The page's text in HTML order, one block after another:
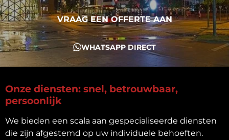
VRAAG EEN OFFERTE AAN
WHATSAPP DIRECT
Onze diensten: snel, betrouwbaar,
persoonlijk
We bieden een scala aan gespecialiseerde diensten
die zijn afgestemd op uw individuele behoeften.